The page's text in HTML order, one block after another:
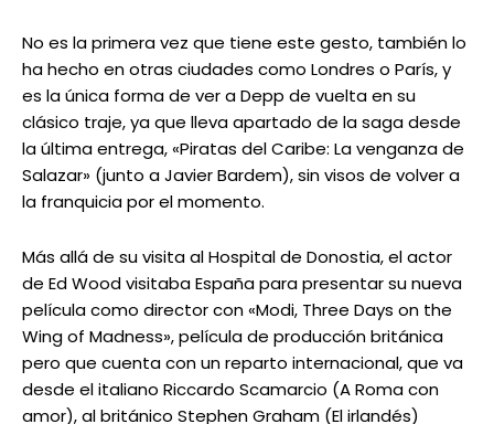
No es la primera vez que tiene este gesto, también lo
ha hecho en otras ciudades como Londres o París, y
es la única forma de ver a Depp de vuelta en su
clásico traje, ya que lleva apartado de la saga desde
la última entrega, «Piratas del Caribe: La venganza de
Salazar» (junto a Javier Bardem), sin visos de volver a
la franquicia por el momento.
Más allá de su visita al Hospital de Donostia, el actor
de Ed Wood visitaba España para presentar su nueva
película como director con «Modi, Three Days on the
Wing of Madness», película de producción británica
pero que cuenta con un reparto internacional, que va
desde el italiano Riccardo Scamarcio (A Roma con
amor), al británico Stephen Graham (El irlandés)